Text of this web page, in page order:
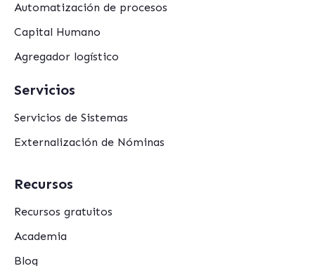
Automatización de procesos
Capital Humano
Agregador logístico
Servicios
Servicios de Sistemas
Externalización de Nóminas
Recursos
Recursos gratuitos
Academia
Blog